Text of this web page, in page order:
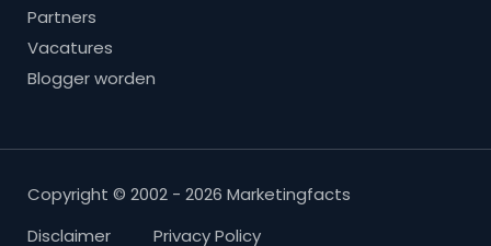
Partners
Vacatures
Blogger worden
Copyright © 2002 - 2026 Marketingfacts
Disclaimer
Privacy Policy